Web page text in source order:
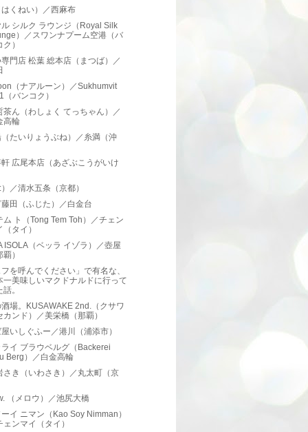
くねい）／西麻布
シルク ラウンジ（Royal Silk
）／スワンナプーム空港（バ
）
門店 松葉 総本店（まつば）／
（ナアルーン）／Sukhumvit
（バンコク）
茶ん（わしょく てっちゃん）／
高輪
たいりょうぶね）／糸満（沖
広尾本店（あざぶこうがいけ
／清水五条（京都）
田（ふじた）／白金台
ム ト（Tong Tem Toh）／チェン
（タイ）
ISOLA（ベッラ イゾラ）／壺屋
）
を呼んでください」で有名な、
一美味しいマクドナルドに行って
。
場。KUSAWAKE 2nd.（クサワ
カンド）／美栄橋（那覇）
いしぐふー／港川（浦添市）
イ ブラウベルグ（Backerei
Berg）／白金高輪
さき（いわさき）／丸太町（京
（メロウ）／池尻大橋
イ ニマン（Kao Soy Nimman）
ェンマイ（タイ）